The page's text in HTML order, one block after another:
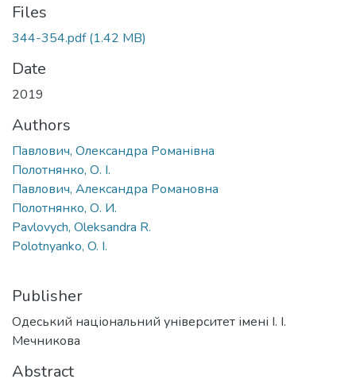
Files
344-354.pdf(1.42 MB)
Date
2019
Authors
Павлович, Олександра Романівна
Полотнянко, О. І.
Павлович, Александра Романовна
Полотнянко, О. И.
Pavlovych, Oleksandra R.
Polotnyanko, O. I.
Publisher
Одеський національний університет імені І. І.
Мечникова
Abstract